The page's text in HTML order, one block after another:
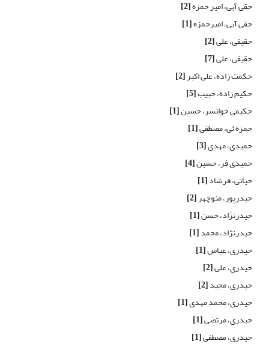
حقی آبی، امیر حمزه[2]
حقی آبی، امیرحمزه[1]
حقیقی، علی[2]
حقیقی، علی[7]
حکمت زاده، علی اکبر[2]
حکیم زاده، حبیب[5]
حکیمی خوانسر، حسین[1]
حمزه ئی، مصطفی[1]
حمیدی، مهدی[3]
حمیدی فر، حسین[4]
حیاتی، فرشاد[1]
حیدرپور، منوچهر[2]
حیدرنژاد، حسن[1]
حیدرنژاد، محمد[1]
حیدری، عباس[1]
حیدری، علی[2]
حیدری، مجید[2]
حیدری، محمد مهدی[1]
حیدری، مرتضی[1]
حیدری، مصطفی[1]